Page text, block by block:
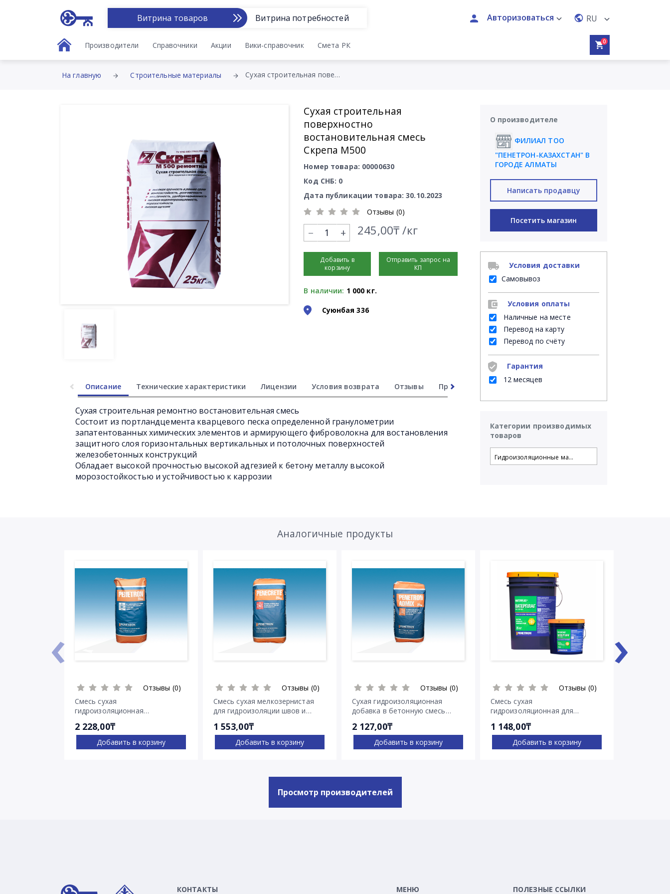
Витрина товаров Витрина потребностей Авторизоваться RU
Производители Справочники Акции Вики-справочник Смета РК 0
На главную Строительные материалы Сухая строительная поверхностно востановительная смесь Скрепа М500
Сухая строительная
поверхностно
востановительная смесь
Скрепа М500
Номер товара: 00000630
Код СНБ: 0
Дата публикации товара: 30.10.2023
Отзывы (0)
+ 245,00₸ /кг
Добавить в
корзину
Отправить запрос на
КП
В наличии: 1 000 кг.
Суюнбая 336
Описание Технические характеристики Лицензии Условия возврата Отзывы Прочее Часто задаваемые вопросы
Сухая строительная ремонтно востановительная смесь
Состоит из портландцемента кварцевого песка определенной гранулометрии
запатентованных химических элементов и армирующего фиброволокна для востановления
защитного слоя горизонтальных вертикальных и потолочных поверхностей
железобетонных конструкций
Обладает высокой прочностью высокой адгезией к бетону металлу высокой
морозостойкостью и устойчивостью к каррозии
О производителе
ФИЛИАЛ ТОО
"ПЕНЕТРОН-КАЗАХСТАН" В
ГОРОДЕ АЛМАТЫ
Написать продавцу
Посетить магазин
Условия доставки
Самовывоз
Условия оплаты
Наличные на месте
Перевод на карту
Перевод по счёту
Гарантия
12 месяцев
Категории производимых
товаров
Гидроизоляционные ма...
Аналогичные продукты
Отзывы (0)
Смесь сухая
гидроизоляционная
Пенетрон
2 228,00₸
Добавить в корзину
Отзывы (0)
Смесь сухая мелкозернистая
для гидроизоляции швов и
1 553,00₸
Добавить в корзину
Отзывы (0)
Сухая гидроизоляционная
добавка в бетонную смесь
2 127,00₸
Добавить в корзину
Отзывы (0)
Смесь сухая
гидроизоляционная для
Ватерплаг
1 148,00₸
Добавить в корзину
‹ ›
Просмотр производителей
КОНТАКТЫ МЕНЮ ПОЛЕЗНЫЕ ССЫЛКИ